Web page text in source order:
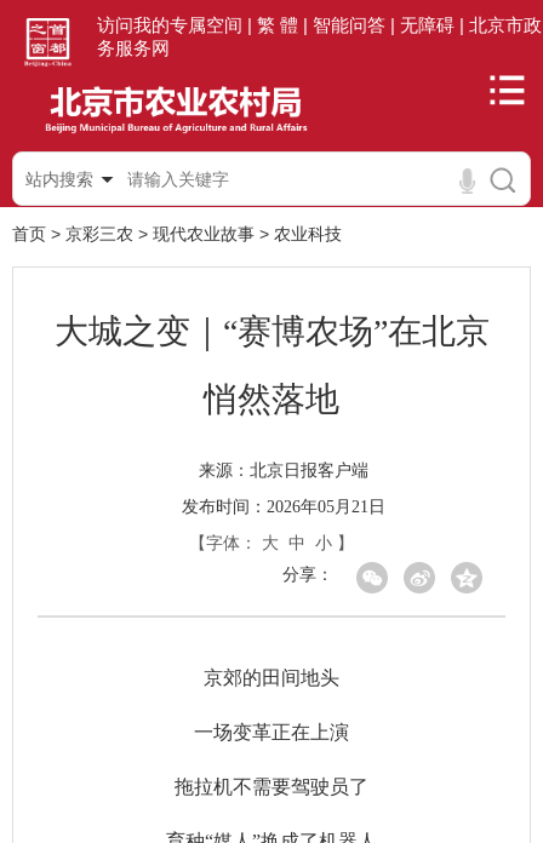
访问我的专属空间 | 繁 體 | 智能问答 | 无障碍 | 北京市政
务服务网
站内搜索
首页 > 京彩三农 > 现代农业故事 > 农业科技
大城之变｜“赛博农场”在北京
悄然落地
来源： 北京日报客户端
发布时间：2026年05月21日
【字体：
大 中 小 】
分享：
京郊的田间地头
一场变革正在上演
拖拉机不需要驾驶员了